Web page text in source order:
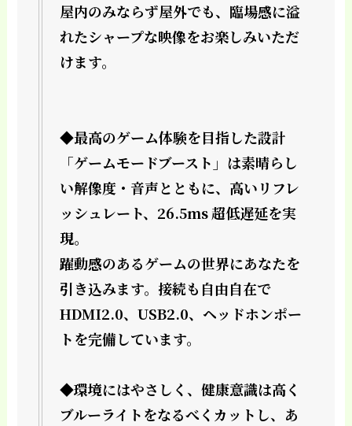
屋内のみならず屋外でも、臨場感に溢
れたシャープな映像をお楽しみいただ
けます。
◆最高のゲーム体験を目指した設計
「ゲームモードブースト」は素晴らし
い解像度・音声とともに、高いリフレ
ッシュレート、26.5ms 超低遅延を実
現。
躍動感のあるゲームの世界にあなたを
引き込みます。接続も自由自在で
HDMI2.0、USB2.0、ヘッドホンポー
トを完備しています。
◆環境にはやさしく、健康意識は高く
ブルーライトをなるべくカットし、あ